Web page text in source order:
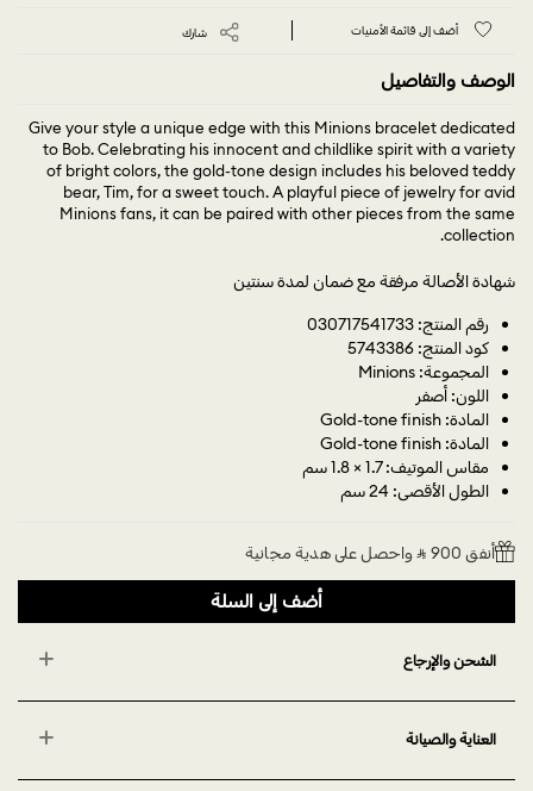
أضف إلى قائمة الأمنيات شارك
الوصف والتفاصيل
Give your style a unique edge with this Minions bracelet dedicated
to Bob. Celebrating his innocent and childlike spirit with a variety
of bright colors, the gold-tone design includes his beloved teddy
bear, Tim, for a sweet touch. A playful piece of jewelry for avid
Minions fans, it can be paired with other pieces from the same
collection.
شهادة الأصالة مرفقة مع ضمان لمدة سنتين
رقم المنتج: 030717541733
كود المنتج: 5743386
المجموعة: Minions
اللون: أصفر
المادة: Gold-tone finish
المادة: Gold-tone finish
مقاس الموتيف: 1.7 × 1.8 سم
الطول الأقصى: 24 سم
أنفق 900 ⃁ واحصل على هدية مجانية
أضف إلى السلة
الشحن والإرجاع
العناية والصيانة